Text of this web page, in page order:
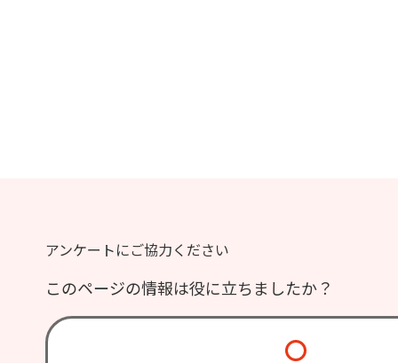
アンケートにご協力ください
このページの情報は役に立ちましたか？